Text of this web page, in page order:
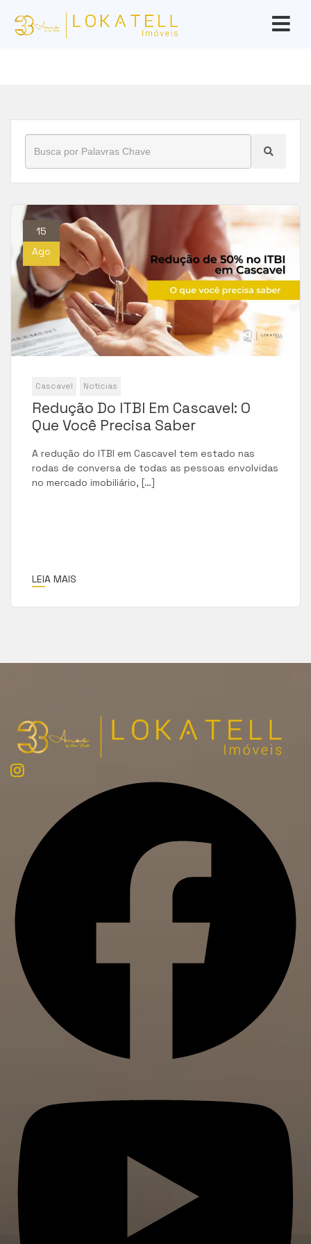
Início Blog » ITBI
15
Ago
Cascavel Notícias
Redução Do ITBI Em Cascavel: O
Que Você Precisa Saber
A redução do ITBI em Cascavel tem estado nas
rodas de conversa de todas as pessoas envolvidas
no mercado imobiliário, […]
LEIA MAIS